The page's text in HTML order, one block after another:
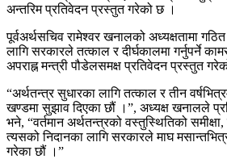
अन्तरिम प्रतिवेदन प्रस्तुत गरेको छ ।
पूर्वअर्थसचिव रामेश्वर खनालको अध्यक्षतामा
लागि सरकारले तत्काल र दीर्घकालमा गर्नुपर्ने
अपराह्न मन्त्री पौडेलसमक्ष प्रतिवेदन प्रस्तुत
“अर्थतन्त्र सुधारका लागि तत्काल र तीन
खण्डमा सुझाव दिएका छौं ।”, अध्यक्ष खनालले
भने, “वर्तमान अर्थतन्त्रको वस्तुस्थितिको
त्यसको निदानका लागि सरकारले माघ
गरेका छौं ।”